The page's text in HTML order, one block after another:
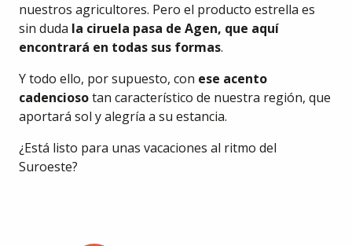
nuestros agricultores. Pero el producto estrella es
sin duda la ciruela pasa de Agen, que aquí
encontrará en todas sus formas.
Y todo ello, por supuesto, con ese acento
cadenciosotan característico de nuestra región, que
aportará sol y alegría a su estancia.
¿Está listo para unas vacaciones al ritmo del
Suroeste?